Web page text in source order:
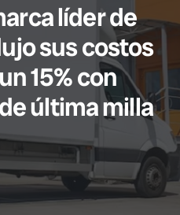
líder de
sus costos
15% con
última milla